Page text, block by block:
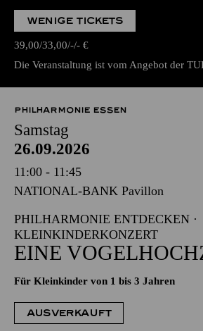
WENIGE TICKETS
39,00 33,00 - - €
Die Veranstaltung ist vom Angebot der
PHILHARMONIE ESSEN
Samstag
26.09.2026
11:00 - 11:45
NATIONAL-BANK Pavillon
PHILHARMONIE ENTDECKEN ·
KLEINKINDERKONZERT
EINE
Für Kleinkinder von 1 bis 3 Jahren
AUSVERKAUFT